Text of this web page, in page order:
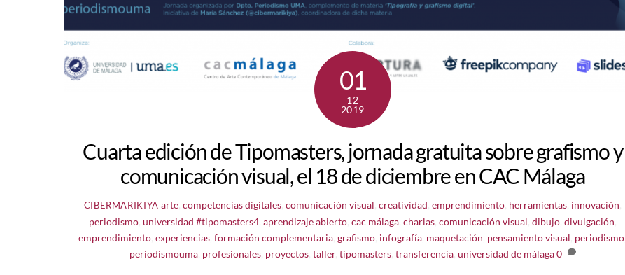
01
12
2019
Cuarta edición de Tipomasters, jornada gratuita sobre grafismo y
comunicación visual, el 18 de diciembre en CAC Málaga
CIBERMARIKIYA arte ,competencias digitales ,comunicación visual ,creatividad ,emprendimiento herramientas innovación
periodismo, universidad #tipomasters4, aprendizaje abierto, cac málaga, charlas, comunicación visual dibujo, divulgación
emprendimiento ,experiencias ,formación complementaria ,grafismo infografía maquetación pensamiento visual periodismo
periodismouma profesionales proyectos ,taller,tipomasters ,transferencia ,universidad de málaga0